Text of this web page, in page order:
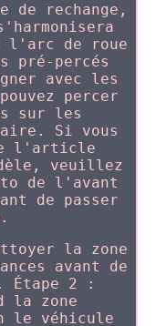
rechange,
l'arc de roue
pré-percés
avec les
percer
sur les
Si vous
l'article
veuillez
de l'avant
de passer
la zone
avant de
Étape 2 :
la zone
le véhicule